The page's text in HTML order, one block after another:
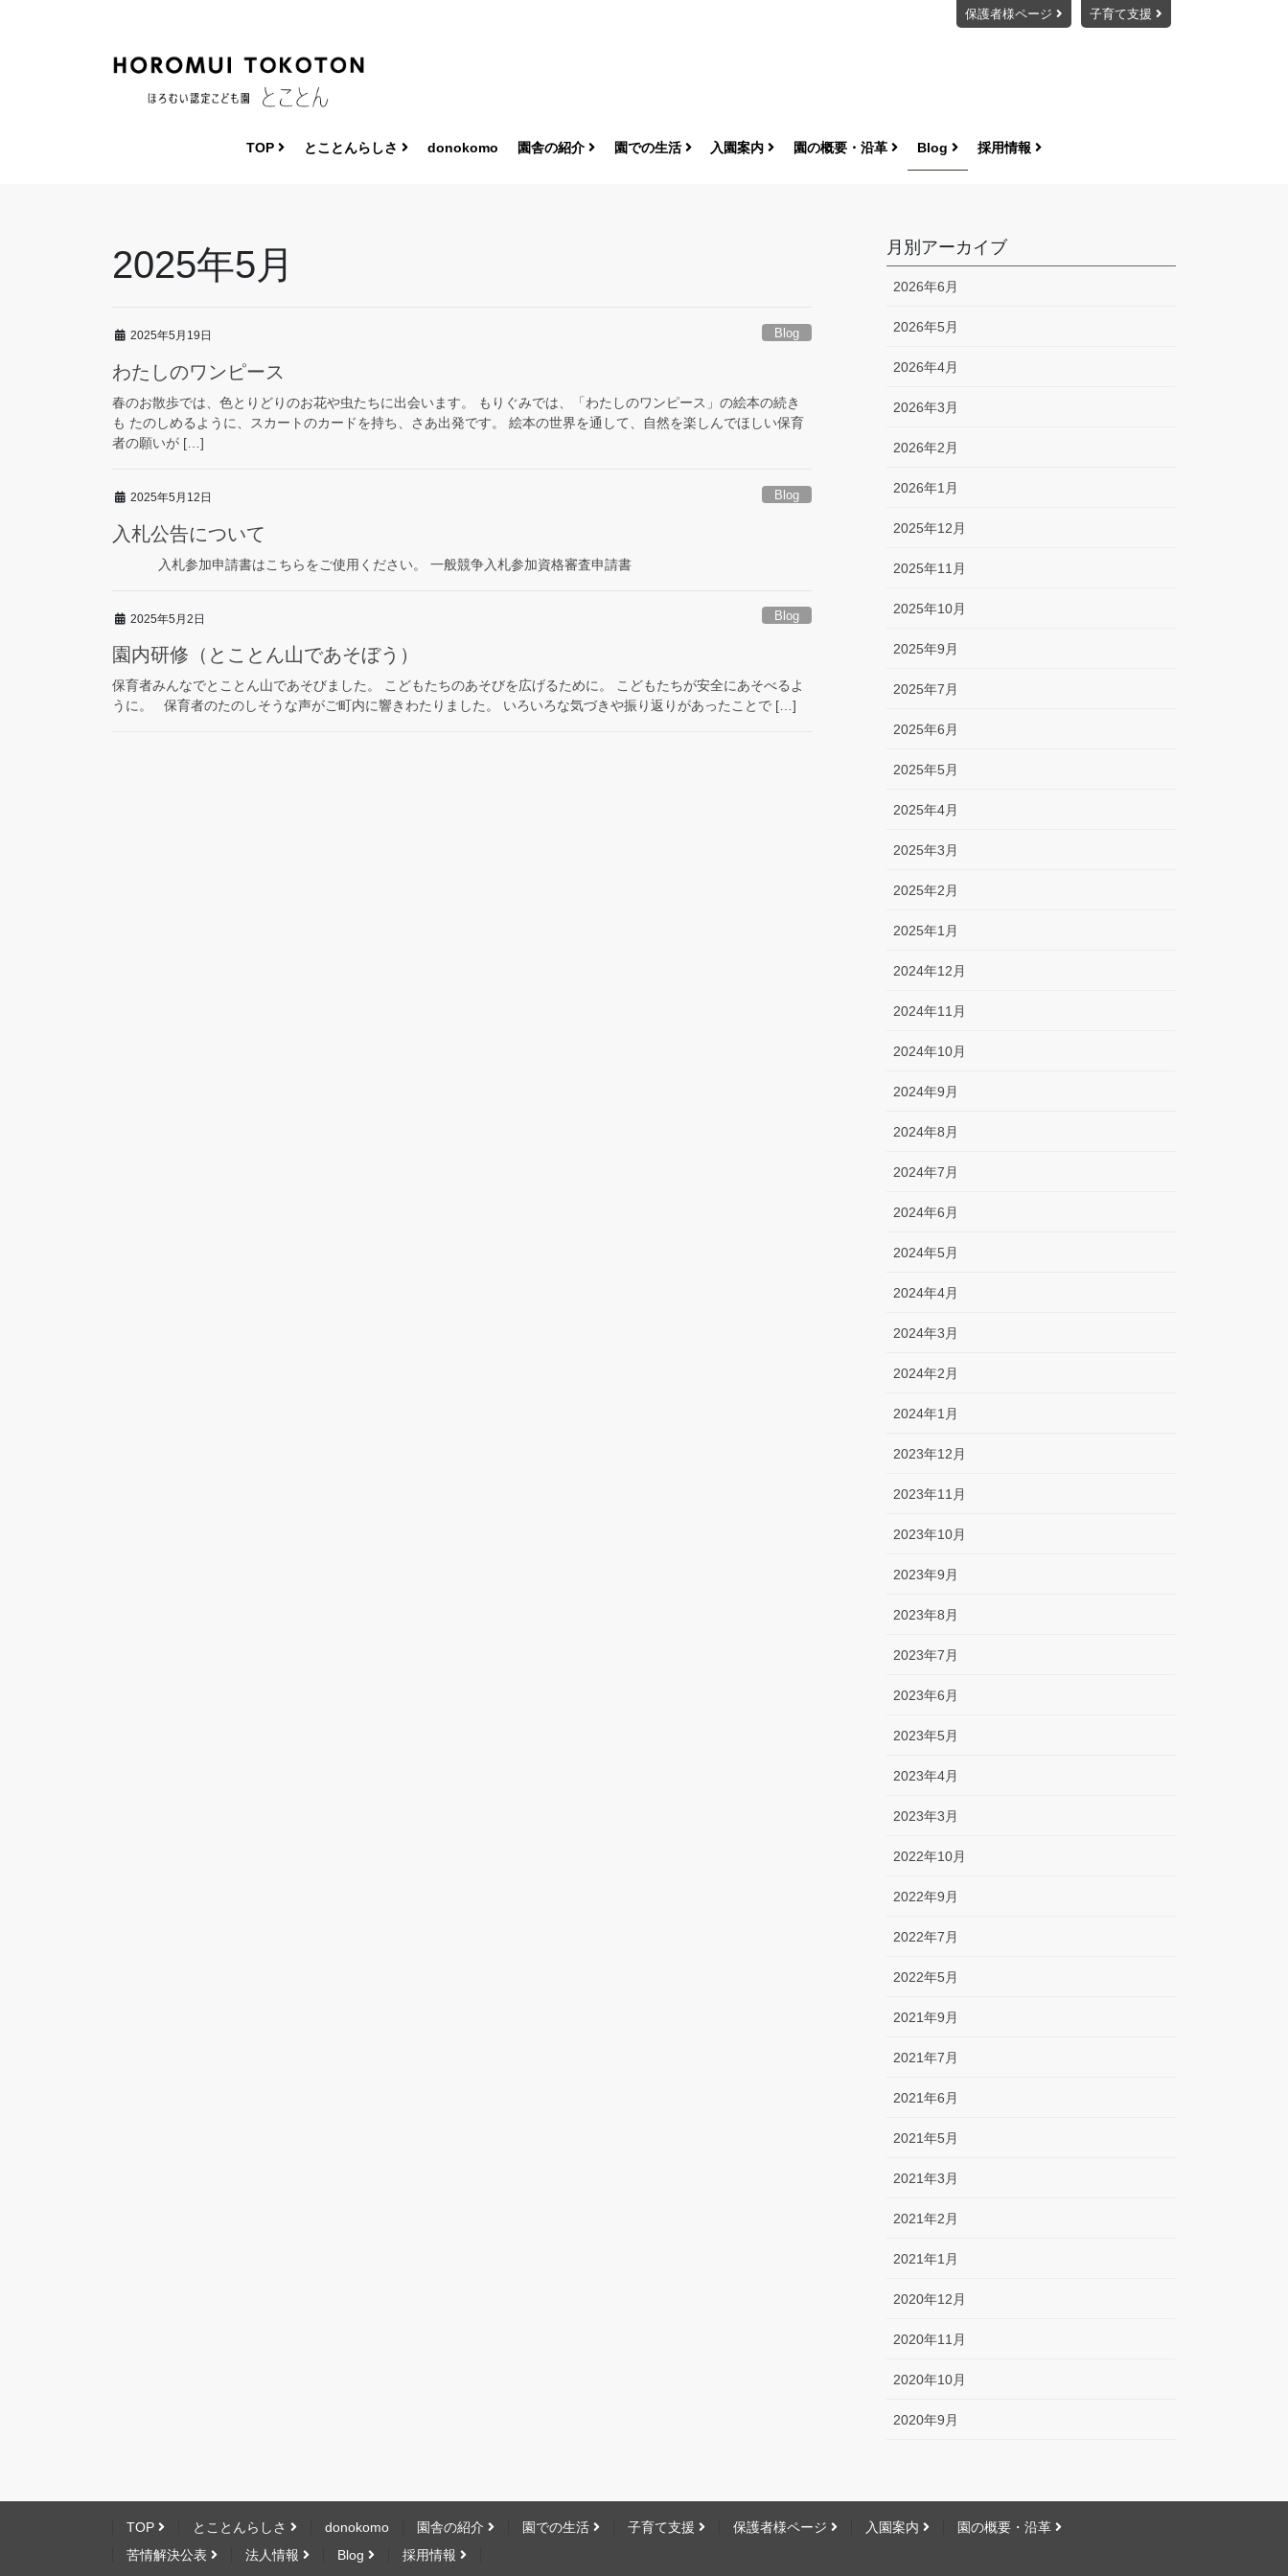
子育て支援
保護者様ページ
TOP とことんらしさ donokomo 園舎の紹介 園での生活 入園案内 園の概要・沿革 Blog 採用情報
2025年5月
2025年5月19日 Blog
わたしのワンピース
春のお散歩では、色とりどりのお花や虫たちに出会います。 もりぐみでは、「わたしのワンピース」の絵本の続き
も たのしめるように、スカートのカードを持ち、さあ出発です。 絵本の世界を通して、自然を楽しんでほしい保育
者の願いが […]
2025年5月12日 Blog
入札公告について
入札参加申請書はこちらをご使用ください。 一般競争入札参加資格審査申請書
2025年5月2日 Blog
園内研修（とことん山であそぼう）
保育者みんなでとことん山であそびました。 こどもたちのあそびを広げるために。 こどもたちが安全にあそべるよ
うに。 保育者のたのしそうな声がご町内に響きわたりました。 いろいろな気づきや振り返りがあったことで […]
月別アーカイブ
2026年6月
2026年5月
2026年4月
2026年3月
2026年2月
2026年1月
2025年12月
2025年11月
2025年10月
2025年9月
2025年7月
2025年6月
2025年5月
2025年4月
2025年3月
2025年2月
2025年1月
2024年12月
2024年11月
2024年10月
2024年9月
2024年8月
2024年7月
2024年6月
2024年5月
2024年4月
2024年3月
2024年2月
2024年1月
2023年12月
2023年11月
2023年10月
2023年9月
2023年8月
2023年7月
2023年6月
2023年5月
2023年4月
2023年3月
2022年10月
2022年9月
2022年7月
2022年5月
2021年9月
2021年7月
2021年6月
2021年5月
2021年3月
2021年2月
2021年1月
2020年12月
2020年11月
2020年10月
2020年9月
TOP とことんらしさ donokomo 園舎の紹介 園での生活 子育て支援 保護者様ページ 入園案内
園の概要・沿革
苦情解決公表
法人情報 Blog 採用情報